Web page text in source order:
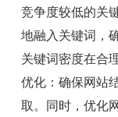
竞争度较低的关
地融入关键词，
关键词密度在合
优化：确保网站
取。同时，优化